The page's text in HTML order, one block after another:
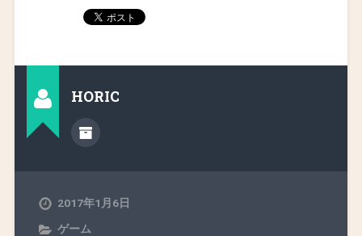
HORIC
2017年1月6日
ゲーム